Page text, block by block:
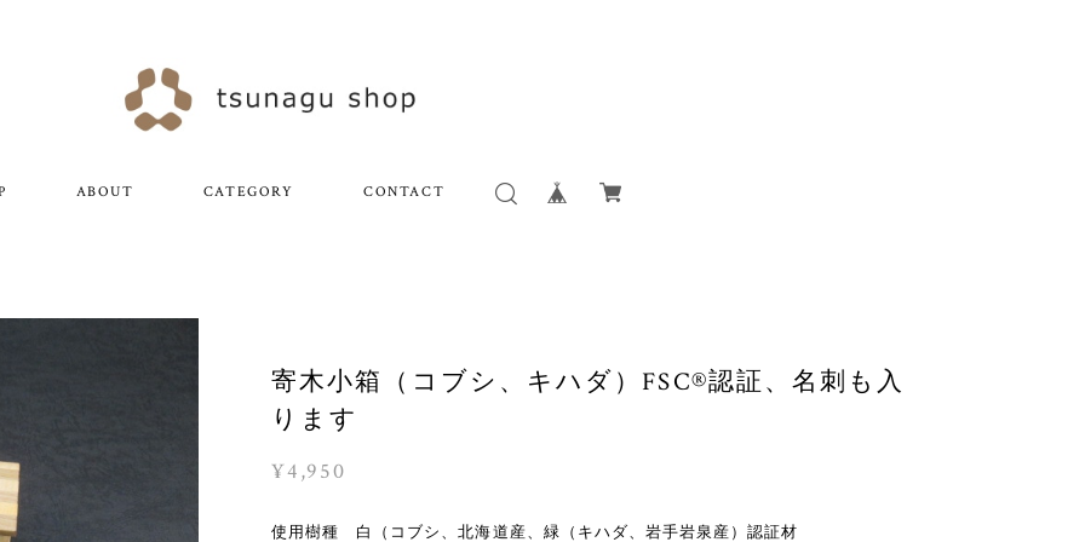
ABOUT CATEGORY CONTACT
寄木小箱（コブシ、キハダ）FSC®認証、名刺も入
ります
¥4,950
使用樹種 白（コブシ、北海道産、緑（キハダ、岩手岩泉産）認証材